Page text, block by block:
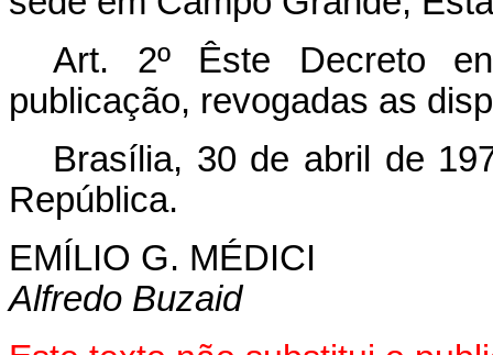
Art. 2º Êste Decreto
publicação, revogadas as
Brasília, 30 de abril de
República.
EMÍLIO G. MÉDICI
Alfredo Buzaid